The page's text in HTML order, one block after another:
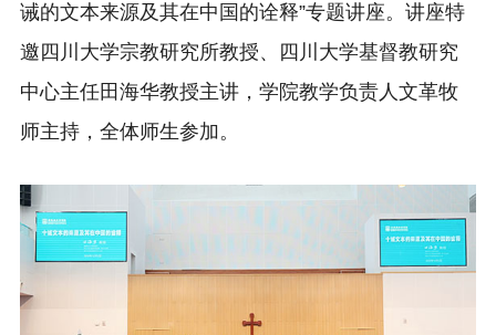
诫的文本来源及其在中国的诠释”专题讲座。讲座特
邀四川大学宗教研究所教授、四川大学基督教研究
中心主任田海华教授主讲，学院教学负责人文革牧
师主持，全体师生参加。